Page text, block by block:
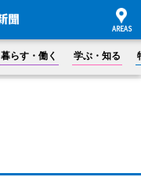
暮らす・働く 学ぶ・知る